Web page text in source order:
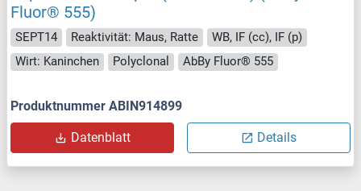
Fluor® 555)
SEPT14 Reaktivität: Maus, Ratte
WB, IF (cc), IF (p)
Wirt: Kaninchen
Polyclonal AbBy Fluor® 555
Produktnummer ABIN914899
Datenblatt Details